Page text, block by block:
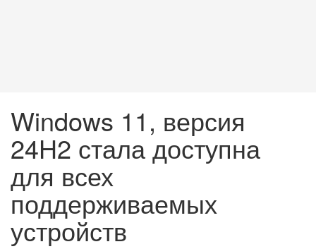
Windows 11, версия
24H2 стала доступна
для всех
поддерживаемых
устройств